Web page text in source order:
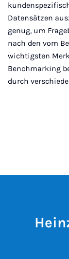
Datensätzen
genug, um
nach den vom
wichtigsten
Benchmarking
durch